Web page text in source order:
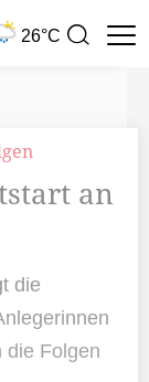
26°C
Suchbegriff
an
die
die Folgen